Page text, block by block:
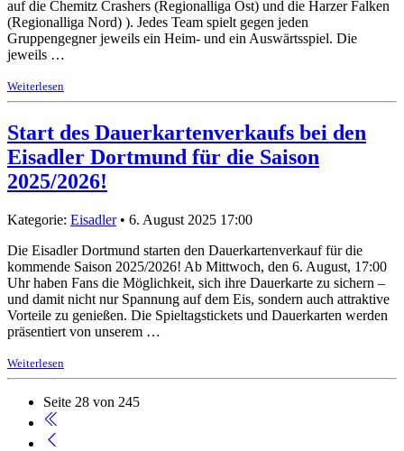
auf die Chemitz Crashers (Regionalliga Ost) und die Harzer Falken
(Regionalliga Nord) ). Jedes Team spielt gegen jeden
Gruppengegner jeweils ein Heim- und ein Auswärtsspiel. Die
jeweils …
Weiterlesen
Start des Dauerkartenverkaufs bei den
Eisadler Dortmund für die Saison
2025/2026!
Kategorie: Eisadler• 6. August 2025 17:00
Die Eisadler Dortmund starten den Dauerkartenverkauf für die
kommende Saison 2025/2026! Ab Mittwoch, den 6. August, 17:00
Uhr haben Fans die Möglichkeit, sich ihre Dauerkarte zu sichern –
und damit nicht nur Spannung auf dem Eis, sondern auch attraktive
Vorteile zu genießen. Die Spieltagstickets und Dauerkarten werden
präsentiert von unserem …
Weiterlesen
Seite 28 von 245